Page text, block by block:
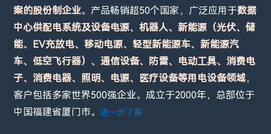
案的股份制企业。产品畅销超50个国家，广泛应用于数据
中心供配电系统及设备电源、机器人、新能源（光伏、储
能、EV充放电、移动电源、轻型新能源车、新能源汽
车、低空飞行器）、通信设备、防雷、电动工具、消费电
子、消费电器、照明、电源、医疗设备等用电设备领域，
客户包括多家世界500强企业。成立于2000年，总部位于
中国福建省厦门市。进一步了解